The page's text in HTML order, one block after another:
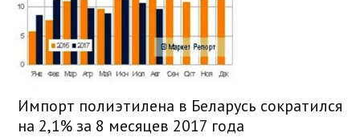
Импорт полиэтилена в Беларусь сократился
на 2,1% за 8 месяцев 2017 года